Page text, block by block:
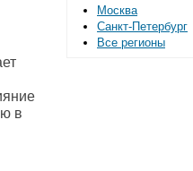
в
Москва
Санкт-Петербург
Все регионы